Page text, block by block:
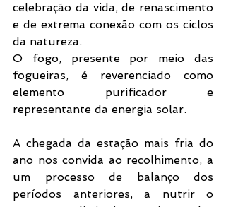
celebração da vida, de renascimento
e de extrema conexão com os ciclos
da natureza.
O fogo, presente por meio das
fogueiras, é reverenciado como
elemento purificador e
representante da energia solar.
A chegada da estação mais fria do
ano nos convida ao recolhimento, a
um processo de balanço dos
períodos anteriores, a nutrir o